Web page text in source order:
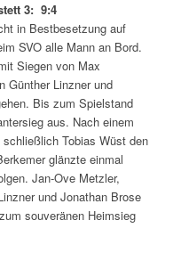
3: 9:4
in Bestbesetzung auf
SVO alle Mann an Bord.
Siegen von Max
Günther Linzner und
Bis zum Spielstand
aus. Nach einem
Tobias Wüst den
glänzte einmal
Jan-Ove Metzler,
und Jonathan Brose
souveränen Heimsieg